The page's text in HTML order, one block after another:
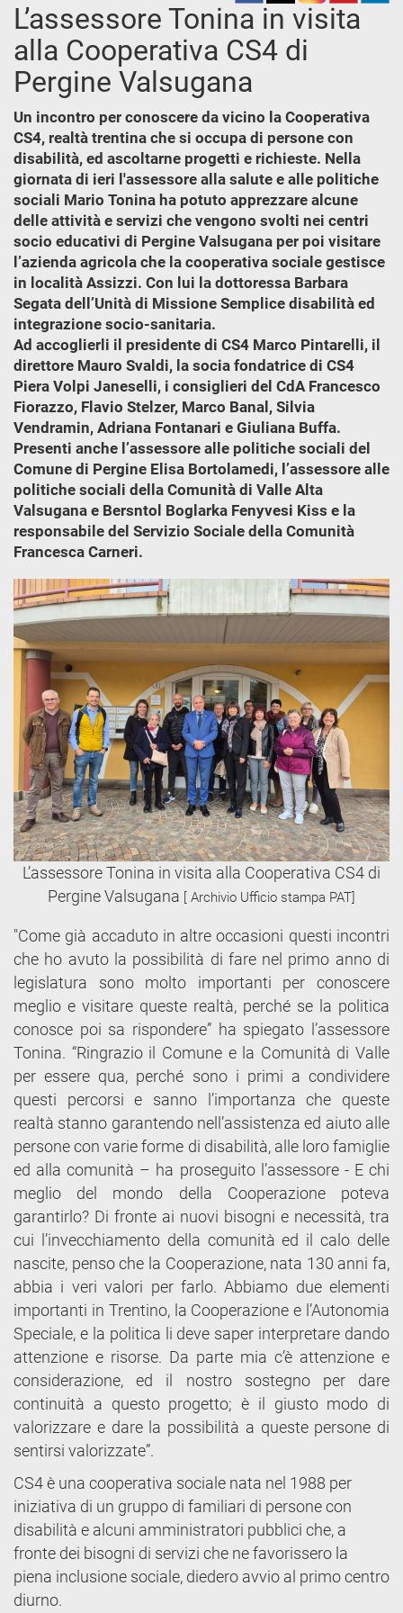
L’assessore Tonina in visita
alla Cooperativa CS4 di
Pergine Valsugana
Un incontro per conoscere da vicino la Cooperativa
CS4, realtà trentina che si occupa di persone con
disabilità, ed ascoltarne progetti e richieste. Nella
giornata di ieri l'assessore alla salute e alle politiche
sociali Mario Tonina ha potuto apprezzare alcune
delle attività e servizi che vengono svolti nei centri
socio educativi di Pergine Valsugana per poi visitare
l’azienda agricola che la cooperativa sociale gestisce
in località Assizzi. Con lui la dottoressa Barbara
Segata dell’Unità di Missione Semplice disabilità ed
integrazione socio-sanitaria.
Ad accoglierli il presidente di CS4 Marco Pintarelli, il
direttore Mauro Svaldi, la socia fondatrice di CS4
Piera Volpi Janeselli, i consiglieri del CdA Francesco
Fiorazzo, Flavio Stelzer, Marco Banal, Silvia
Vendramin, Adriana Fontanari e Giuliana Buffa.
Presenti anche l’assessore alle politiche sociali del
Comune di Pergine Elisa Bortolamedi, l’assessore alle
politiche sociali della Comunità di Valle Alta
Valsugana e Bersntol Boglarka Fenyvesi Kiss e la
responsabile del Servizio Sociale della Comunità
Francesca Carneri.
L’assessore Tonina in visita alla Cooperativa CS4 di
Pergine Valsugana [ Archivio Ufficio stampa PAT]
"Come già accaduto in altre occasioni questi incontri
che ho avuto la possibilità di fare nel primo anno di
legislatura sono molto importanti per conoscere
meglio e visitare queste realtà, perché se la politica
conosce poi sa rispondere” ha spiegato l’assessore
Tonina. “Ringrazio il Comune e la Comunità di Valle
per essere qua, perché sono i primi a condividere
questi percorsi e sanno l’importanza che queste
realtà stanno garantendo nell’assistenza ed aiuto alle
persone con varie forme di disabilità, alle loro famiglie
ed alla comunità – ha proseguito l’assessore - E chi
meglio del mondo della Cooperazione poteva
garantirlo? Di fronte ai nuovi bisogni e necessità, tra
cui l’invecchiamento della comunità ed il calo delle
nascite, penso che la Cooperazione, nata 130 anni fa,
abbia i veri valori per farlo. Abbiamo due elementi
importanti in Trentino, la Cooperazione e l’Autonomia
Speciale, e la politica li deve saper interpretare dando
attenzione e risorse. Da parte mia c’è attenzione e
considerazione, ed il nostro sostegno per dare
continuità a questo progetto; è il giusto modo di
valorizzare e dare la possibilità a queste persone di
sentirsi valorizzate”.
CS4 è una cooperativa sociale nata nel 1988 per
iniziativa di un gruppo di familiari di persone con
disabilità e alcuni amministratori pubblici che, a
fronte dei bisogni di servizi che ne favorissero la
piena inclusione sociale, diedero avvio al primo centro
diurno.